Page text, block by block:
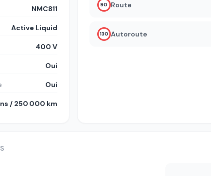
NMC811
Active Liquid
400 V
Oui
Oui
/ 250 000 km
90 Route
130 Autoroute